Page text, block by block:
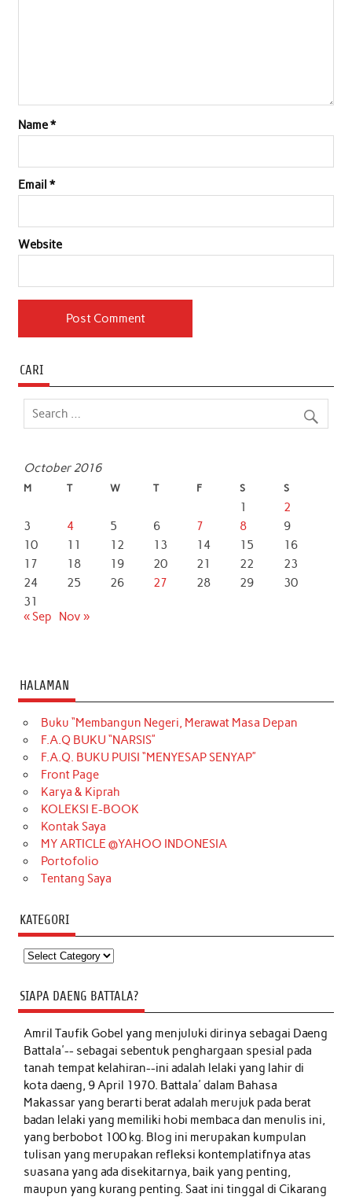
Name*
Email *
Website
CARI
October 2016
M T W T F S S
1
2
3
4 5 6 7 8
9
10
11 12 13 14 15
16
17
18 19 20 21 22
23
24
25 26 27 28 29
30
31
« Sep
Nov »
HALAMAN
Buku “Membangun Negeri, Merawat Masa Depan
F.A.Q BUKU “NARSIS”
F.A.Q. BUKU PUISI “MENYESAP SENYAP”
Front Page
Karya & Kiprah
KOLEKSI E-BOOK
Kontak Saya
MY ARTICLE @YAHOO INDONESIA
Portofolio
Tentang Saya
KATEGORI
Kategori
SIAPA DAENG BATTALA?
Amril Taufik Gobelyang menjuluki dirinya sebagai Daeng
Battala'-- sebagai sebentuk penghargaan spesial pada
tanah tempat kelahiran--ini adalah lelaki yang lahir di
kota daeng, 9 April 1970. Battala' dalam Bahasa
Makassar yang berarti berat adalah merujuk pada berat
badan lelaki yang memiliki hobi membaca dan menulis ini,
yang berbobot 100 kg. Blog ini merupakan kumpulan
tulisan yang merupakan refleksi kontemplatifnya atas
suasana yang ada disekitarnya, baik yang penting,
maupun yang kurang penting. Saat ini tinggal di Cikarang